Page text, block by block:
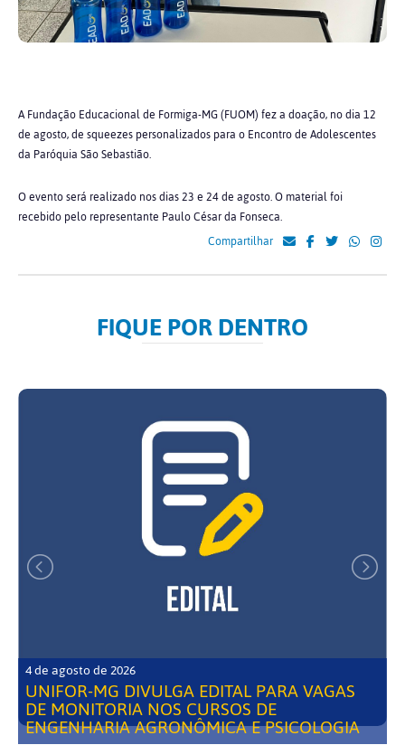
A Fundação Educacional de Formiga-MG (FUOM) fez a doação, no dia 12
de agosto, de squeezes personalizados para o Encontro de Adolescentes
da Paróquia São Sebastião.
O evento será realizado nos dias 23 e 24 de agosto. O material foi
recebido pelo representante Paulo César da Fonseca.
Compartilhar
FIQUE POR DENTRO
4 de agosto de 2026
UNIFOR-MG DIVULGA EDITAL PARA VAGAS
DE MONITORIA NOS CURSOS DE
ENGENHARIA AGRONÔMICA E PSICOLOGIA